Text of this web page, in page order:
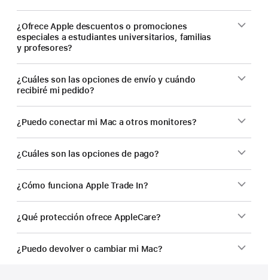
¿Ofrece Apple descuentos o promociones
especiales a estudiantes universitarios, familias
y profesores?
¿Cuáles son las opciones de envío y cuándo
recibiré mi pedido?
¿Puedo conectar mi Mac a otros monitores?
¿Cuáles son las opciones de pago?
¿Cómo funciona Apple Trade In?
¿Qué protección ofrece AppleCare?
¿Puedo devolver o cambiar mi Mac?